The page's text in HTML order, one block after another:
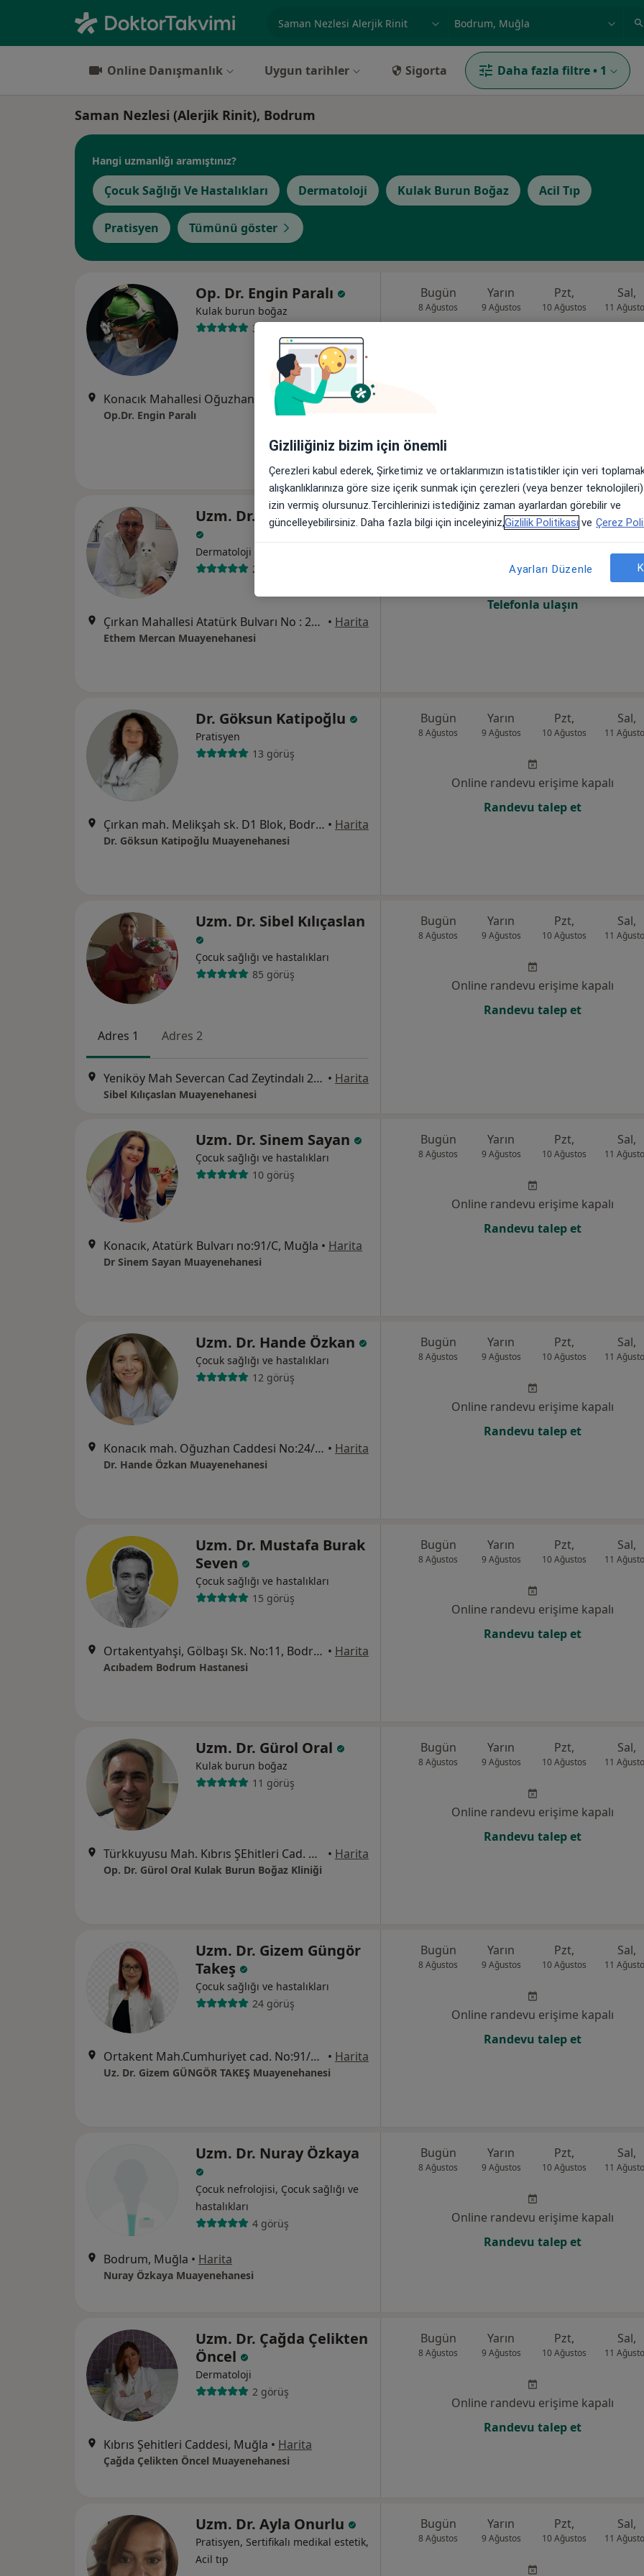
Online Danışmanlık Uygun tarihler Sigorta Daha fazla filtre • 1
Saman Nezlesi (Alerjik Rinit), Bodrum
Hangi uzmanlığı aramıştınız?
Çocuk Sağlığı Ve Hastalıkları Dermatoloji Kulak Burun Boğaz Acil Tıp
Pratisyen Tümünü göster
Op. Dr. Engin Paralı
Kulak burun boğaz
37 görüş
Konacık Mahallesi Oğuzhan Caddesi Paşalı Doktorlar İş Merkezi D Blok D:4, Muğla •Harita
Op.Dr. Engin Paralı
Bugün
8 Ağustos
Yarın
9 Ağustos
Pzt,
10 Ağustos
Sal,
11
Uzm. Dr. Ethem Mercan
Dermatoloji
23 görüş
Çırkan Mahallesi Atatürk Bulvarı No : 26 / 1 Konacık, Muğla • Harita
Ethem Mercan Muayenehanesi
Bugün
8 Ağustos
Yarın
9 Ağustos
Pzt,
10 Ağustos
Sal,
11
Online randevu erişime kapalı
Telefonla ulaşın
Dr. Göksun Katipoğlu
Pratisyen
13 görüş
Çırkan mah. Melikşah sk. D1 Blok, Bodrum • Harita
Dr. Göksun Katipoğlu Muayenehanesi
Bugün
8 Ağustos
Yarın
9 Ağustos
Pzt,
10 Ağustos
Sal,
11
Online randevu erişime kapalı
Randevu talep et
Uzm. Dr. Sibel Kılıçaslan
Çocuk sağlığı ve hastalıkları
85 görüş
Adres 1 Adres 2
Yeniköy Mah Severcan Cad Zeytindalı 2 Evleri D Blok No:1, Muğla • Harita
Sibel Kılıçaslan Muayenehanesi
Bugün
8 Ağustos
Yarın
9 Ağustos
Pzt,
10 Ağustos
Sal,
11
Online randevu erişime kapalı
Randevu talep et
Uzm. Dr. Sinem Sayan
Çocuk sağlığı ve hastalıkları
10 görüş
Konacık, Atatürk Bulvarı no:91/C, Muğla • Harita
Dr Sinem Sayan Muayenehanesi
Bugün
8 Ağustos
Yarın
9 Ağustos
Pzt,
10 Ağustos
Sal,
11
Online randevu erişime kapalı
Randevu talep et
Uzm. Dr. Hande Özkan
Çocuk sağlığı ve hastalıkları
12 görüş
Konacık mah. Oğuzhan Caddesi No:24/1, Bodrum • Harita
Dr. Hande Özkan Muayenehanesi
Bugün
8 Ağustos
Yarın
9 Ağustos
Pzt,
10 Ağustos
Sal,
11
Online randevu erişime kapalı
Randevu talep et
Uzm. Dr. Mustafa Burak
Seven
Çocuk sağlığı ve hastalıkları
15 görüş
Ortakentyahşi, Gölbaşı Sk. No:11, Bodrum • Harita
Acıbadem Bodrum Hastanesi
Bugün
8 Ağustos
Yarın
9 Ağustos
Pzt,
10 Ağustos
Sal,
11
Online randevu erişime kapalı
Randevu talep et
Uzm. Dr. Gürol Oral
Kulak burun boğaz
11 görüş
Türkkuyusu Mah. Kıbrıs ŞEhitleri Cad. No : 59/ B, Muğla • Harita
Op. Dr. Gürol Oral Kulak Burun Boğaz Kliniği
Bugün
8 Ağustos
Yarın
9 Ağustos
Pzt,
10 Ağustos
Sal,
11
Online randevu erişime kapalı
Randevu talep et
Uzm. Dr. Gizem Güngör
Takeş
Çocuk sağlığı ve hastalıkları
24 görüş
Ortakent Mah.Cumhuriyet cad. No:91/1, Muğla • Harita
Uz. Dr. Gizem GÜNGÖR TAKEŞ Muayenehanesi
Bugün
8 Ağustos
Yarın
9 Ağustos
Pzt,
10 Ağustos
Sal,
11
Online randevu erişime kapalı
Randevu talep et
Uzm. Dr. Nuray Özkaya
Çocuk nefrolojisi, Çocuk sağlığı ve
hastalıkları
4 görüş
Bodrum, Muğla • Harita
Nuray Özkaya Muayenehanesi
Bugün
8 Ağustos
Yarın
9 Ağustos
Pzt,
10 Ağustos
Sal,
11
Online randevu erişime kapalı
Randevu talep et
Uzm. Dr. Çağda Çelikten
Öncel
Dermatoloji
2 görüş
Kıbrıs Şehitleri Caddesi, Muğla • Harita
Çağda Çelikten Öncel Muayenehanesi
Bugün
8 Ağustos
Yarın
9 Ağustos
Pzt,
10 Ağustos
Sal,
11
Online randevu erişime kapalı
Randevu talep et
Uzm. Dr. Ayla Onurlu
Pratisyen, Sertifikalı medikal estetik,
Acil tıp
Bugün
8 Ağustos
Yarın
9 Ağustos
Pzt,
10 Ağustos
Sal,
11
Gizliliğiniz bizim için önemli
Çerezleri kabul ederek, Şirketimiz ve ortaklarımızın istatistikler için veri
alışkanlıklarınıza göre size içerik sunmak için çerezleri (veya benzer
izin vermiş olursunuz.Tercihlerinizi istediğiniz zaman ayarlardan görebilir ve
güncelleyebilirsiniz. Daha fazla bilgi için inceleyiniz,Gizlilik Politikası ve Çerez
Ayarları Düzenle